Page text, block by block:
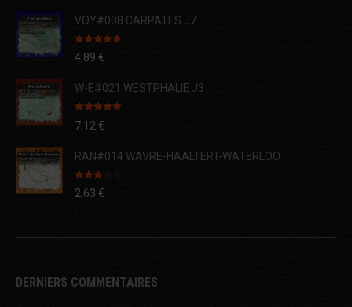
VOY#008 CARPATES J7
Note 5.00
sur 5
4,89 €
W-E#021 WESTPHALIE J3
Note 5.00
sur 5
7,12 €
RAN#014 WAVRE-HAALTERT-WATERLOO
Note
3.00
2,63 €
DERNIERS COMMENTAIRES